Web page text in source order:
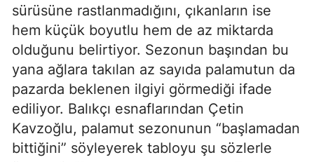
sürüsüne rastlanmadığını, çıkanların ise
hem küçük boyutlu hem de az miktarda
olduğunu belirtiyor. Sezonun başından bu
yana ağlara takılan az sayıda palamutun da
pazarda beklenen ilgiyi görmediği ifade
ediliyor. Balıkçı esnaflarından Çetin
Kavzoğlu, palamut sezonunun “başlamadan
bittiğini” söyleyerek tabloyu şu sözlerle